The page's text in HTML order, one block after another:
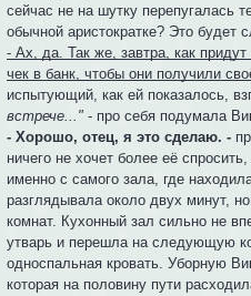
сейчас не на шутку перепугалась
обычной аристократке? Это
- Ах, да. Так же, завтра, как
чек в банк, чтобы они получили
испытующий, как ей показалось,
встрече..." - про себя подумала
- Хорошо, отец, я это сделаю. -
ничего не хочет более её
именно с самого зала, где
разглядывала около двух минут,
комнат. Кухонный зал сильно не
утварь и перешла на следующую
односпальная кровать. Уборную
которая на половину пути